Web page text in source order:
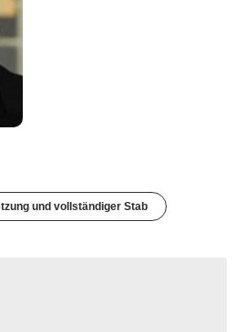
und vollständiger Stab